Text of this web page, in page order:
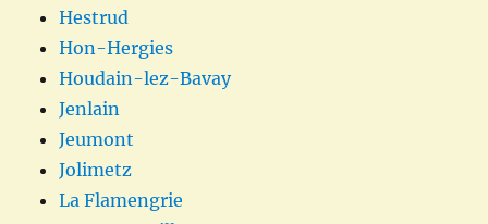
Hestrud
Hon-Hergies
Houdain-lez-Bavay
Jenlain
Jeumont
Jolimetz
La Flamengrie